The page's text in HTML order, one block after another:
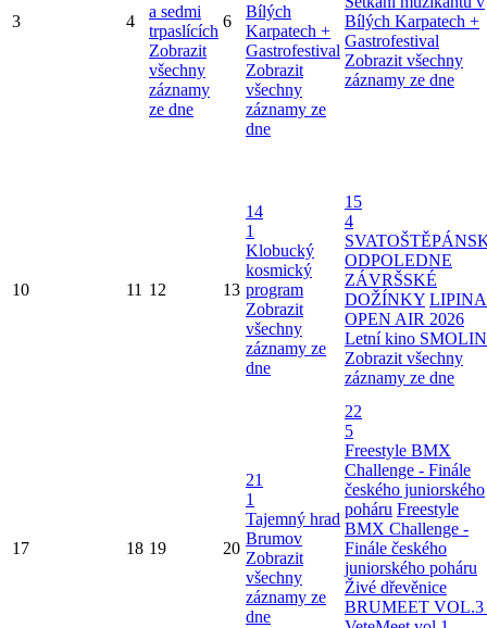
3 4
a sedmi
trpaslících
Zobrazit
všechny
záznamy
ze dne
6
Bílých
Karpatech +
Gastrofestival
Zobrazit
všechny
záznamy ze
dne
Bílých Karpatech +
Gastrofestival
Zobrazit všechny
záznamy ze dne
10 11 12 13
14
1
Klobucký
kosmický
program
Zobrazit
všechny
záznamy ze
dne
15
4
ODPOLEDNE
ZÁVRŠSKÉ
DOŽÍNKY LIPINA
OPEN AIR 2026
Letní kino
Zobrazit všechny
záznamy ze dne
17 18 19 20
21
1
Tajemný hrad
Brumov
Zobrazit
všechny
záznamy ze
dne
22
5
Freestyle BMX
Challenge - Finále
českého juniorského
poháru Freestyle
BMX Challenge -
Finále českého
juniorského poháru
Živé dřevěnice
BRUMEET VOL.3